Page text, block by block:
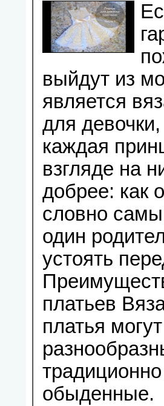
выйдут из
является
для
каждая
взгляде на
добрее: как
словно
один
устоять
платьев
платья
обыденные.